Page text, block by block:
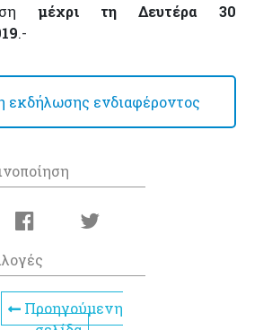
μέχρι τη Δευτέρα 30
.-
εκδήλωσης ενδιαφέροντος
Προηγούμενη